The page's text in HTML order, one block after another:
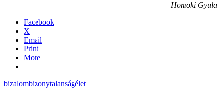
Homoki Gyula
Facebook
X
Email
Print
More
bizalombizonytalanságélet